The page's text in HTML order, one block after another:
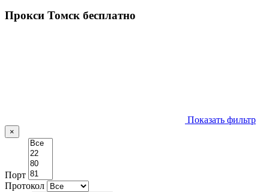
Прокси Томск бесплатно
Показать фильтр
×
Порт
Протокол